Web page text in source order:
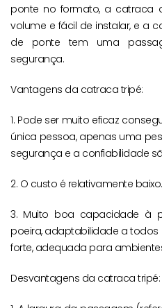
ponte no formato, a catraca
volume e fácil de instalar, e a
de ponte tem uma
segurança.
Vantagens da catraca tripé:
1. Pode ser muito eficaz
única pessoa, apenas uma
segurança e a confiabilidade
2. O custo é relativamente baixo.
3. Muito boa capacidade à
poeira, adaptabilidade a
forte, adequada para
Desvantagens da catraca tripé: